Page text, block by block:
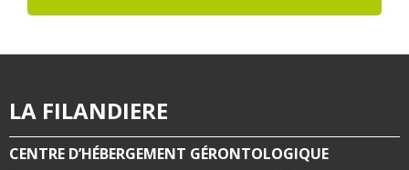
LA FILANDIERE
CENTRE D’HÉBERGEMENT GÉRONTOLOGIQUE